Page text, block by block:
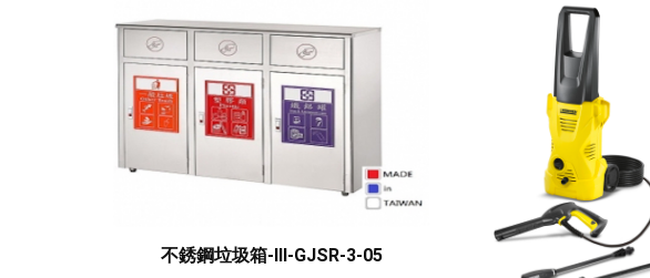
不銹鋼垃圾箱-III-GJSR-3-05